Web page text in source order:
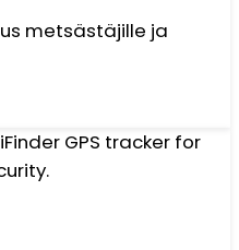
metsästäjille ja